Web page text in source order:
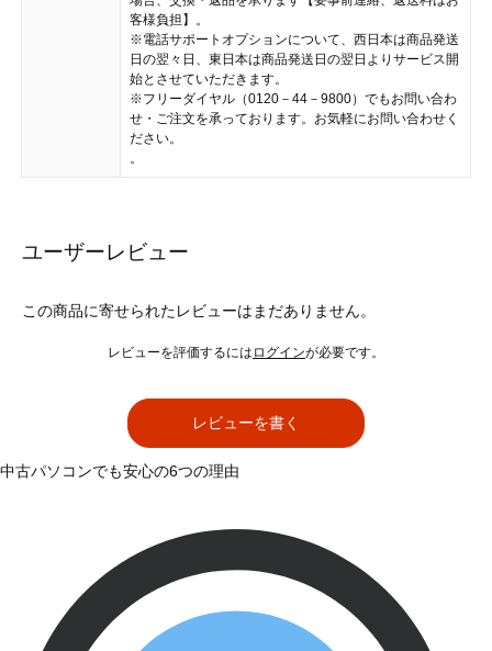
客様負担】。
※電話サポートオプションについて、西日本は商品発送
日の翌々日、東日本は商品発送日の翌日よりサービス開
始とさせていただきます。
※フリーダイヤル（0120－44－9800）でもお問い合わ
せ・ご注文を承っております。お気軽にお問い合わせく
ださい。
。
ユーザーレビュー
この商品に寄せられたレビューはまだありません。
レビューを評価するには ログインが必要です。
レビューを書く
中古パソコンでも安心の6つの理由